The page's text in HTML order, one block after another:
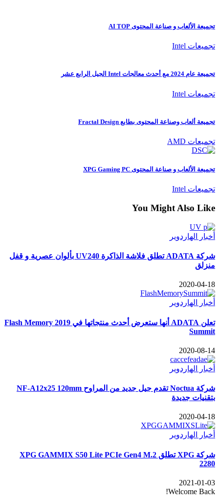
تجميعة الألعاب و صناعة المحتوى AI TOP
تجميعات Intel
تجميعة عام 2024 مع أحدث معالجات Intel الجيل الرابع عشر
تجميعات Intel
تجميعة ألعاب وصناعة المحتوى بطابع Fractal Design
تجميعات AMD
تجميعة الألعاب و صناعة المحتوى XPG Gaming PC
تجميعات Intel
You Might Also Like
أخبار الهاردوير
شركة ADATA تطلق فلاشة الذاكرة UV240 بألوان عصرية و قفل
منزلق
2020-04-18
أخبار الهاردوير
تعلن ADATA أنها ستعرض أحدث منتجاتها في 2019 Flash Memory
Summit
2020-08-14
أخبار الهاردوير
شركة Noctua تقدم جيل جديد من المراوح NF-A12x25 120mm
بتقنيات جديدة
2020-04-18
أخبار الهاردوير
شركة XPG تطلق XPG GAMMIX S50 Lite PCIe Gen4 M.2
2280
2021-01-03
Welcome Back!